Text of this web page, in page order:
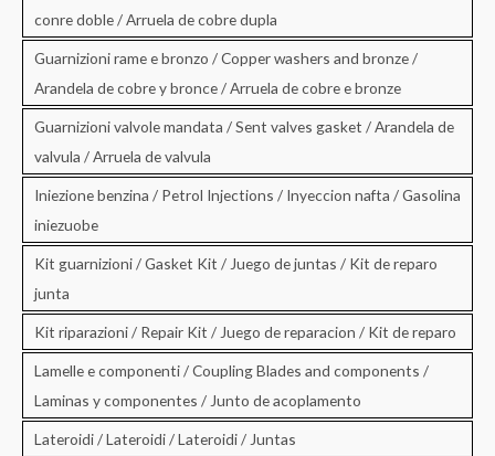
conre doble / Arruela de cobre dupla
Guarnizioni rame e bronzo / Copper washers and bronze /
Arandela de cobre y bronce / Arruela de cobre e bronze
Guarnizioni valvole mandata / Sent valves gasket / Arandela de
valvula / Arruela de valvula
Iniezione benzina / Petrol Injections / Inyeccion nafta / Gasolina
iniezuobe
Kit guarnizioni / Gasket Kit / Juego de juntas / Kit de reparo
junta
Kit riparazioni / Repair Kit / Juego de reparacion / Kit de reparo
Lamelle e componenti / Coupling Blades and components /
Laminas y componentes / Junto de acoplamento
Lateroidi / Lateroidi / Lateroidi / Juntas